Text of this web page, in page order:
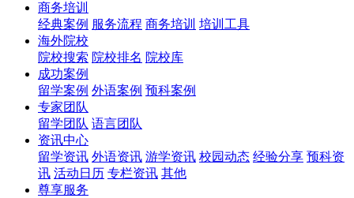
商务培训
经典案例 服务流程 商务培训 培训工具
海外院校
院校搜索 院校排名 院校库
成功案例
留学案例 外语案例 预科案例
专家团队
留学团队 语言团队
资讯中心
留学资讯 外语资讯 游学资讯 校园动态 经验分享 预科资
讯 活动日历 专栏资讯 其他
尊享服务